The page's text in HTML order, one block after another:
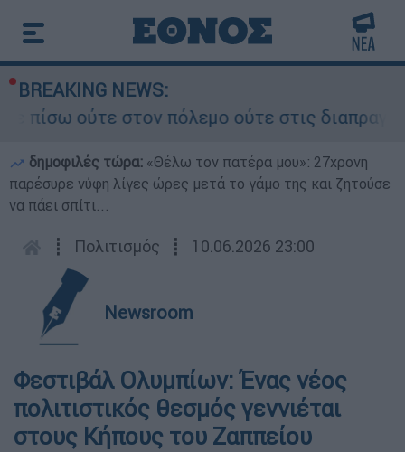
BREAKING NEWS:
στον πόλεμο ούτε στις
δημοφιλές τώρα: «Θέλω τον πατέρα μου»: 27χρονη
παρέσυρε νύφη λίγες ώρες μετά το γάμο της και ζητούσε
να πάει σπίτι...
┋ Πολιτισμός ┋ 10.06.2026 23:00
Newsroom
Φεστιβάλ Ολυμπίων: Ένας νέος
πολιτιστικός θεσμός γεννιέται
στους Κήπους του Ζαππείου